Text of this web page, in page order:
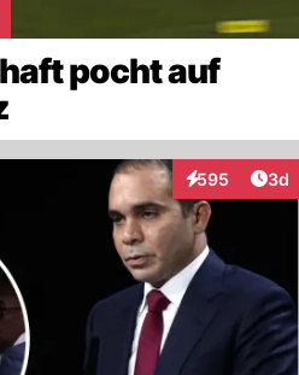
pocht auf
595
Interaktionen
3d